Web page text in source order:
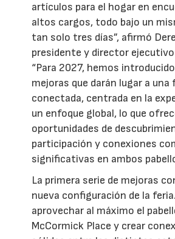
artículos para el hogar en
altos cargos, todo bajo un
tan solo tres días”, afirmó
presidente y director ejecutivo
“Para 2027, hemos
mejoras que darán lugar a una
conectada, centrada en la
un enfoque global, lo que
oportunidades de
participación y conexiones
significativas en ambos
La primera serie de mejoras
nueva configuración de la
aprovechar al máximo el
McCormick Place y crear